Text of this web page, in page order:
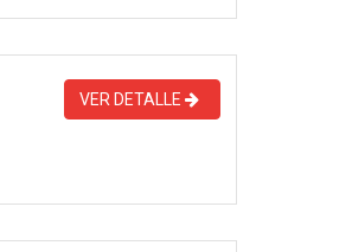
VER DETALLE